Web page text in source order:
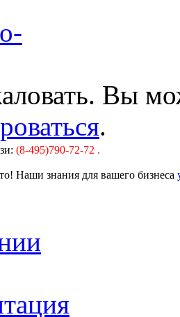
Вы
.
(8-495)790-72-72 .
Наши знания для вашего бизнеса